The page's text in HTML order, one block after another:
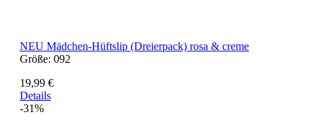
NEU Mädchen-Hüftslip (Dreierpack) rosa & creme
Größe: 092
19,99 €
Details
-31%